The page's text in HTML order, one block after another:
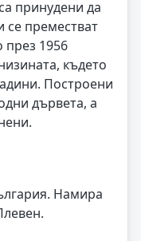
принудени да
се преместват
през 1956
където
Построени
дървета, а
Намира